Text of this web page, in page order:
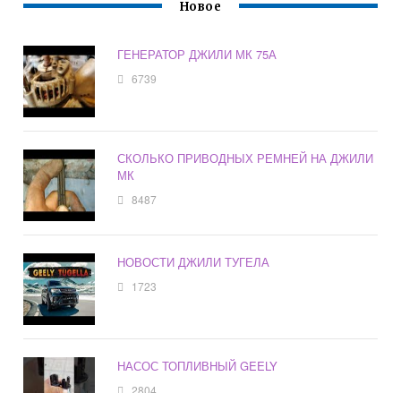
Новое
ГЕНЕРАТОР ДЖИЛИ МК 75А
6739
СКОЛЬКО ПРИВОДНЫХ РЕМНЕЙ НА ДЖИЛИ
МК
8487
НОВОСТИ ДЖИЛИ ТУГЕЛА
1723
НАСОС ТОПЛИВНЫЙ GEELY
2804